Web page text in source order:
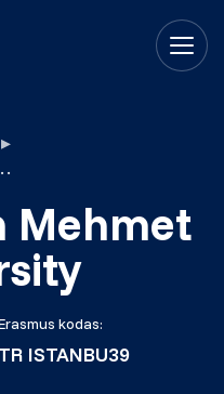
▸
University
Mehmet
kodas:
TR ISTANBU39